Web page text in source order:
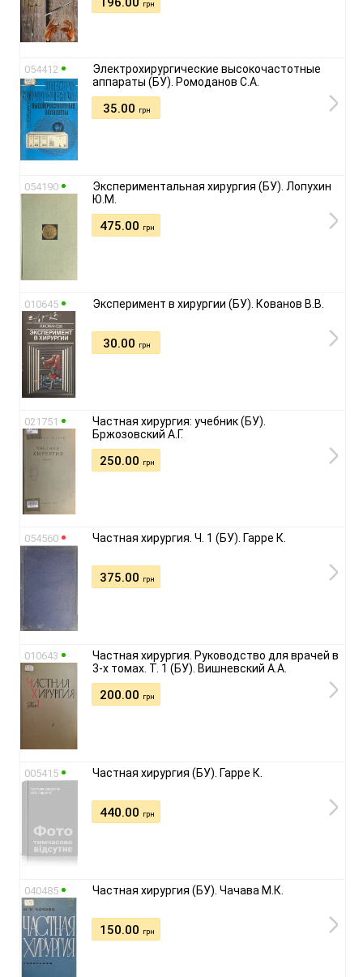
грн
054412
Электрохирургические высокочастотные
аппараты (БУ). Ромоданов С.А.
35.00 грн
054190
Экспериментальная хирургия (БУ). Лопухин
Ю.М.
475.00 грн
010645 Эксперимент в хирургии (БУ). Кованов В.В.
30.00 грн
021751
Частная хирургия: учебник (БУ).
Бржозовский А.Г.
250.00 грн
054560 Частная хирургия. Ч. 1 (БУ). Гарре К.
375.00 грн
010643
Частная хирургия. Руководство для врачей в
3-х томах. Т. 1 (БУ). Вишневский А.А.
200.00 грн
005415 Частная хирургия (БУ). Гарре К.
440.00 грн
040485 Частная хирургия (БУ). Чачава М.К.
150.00 грн